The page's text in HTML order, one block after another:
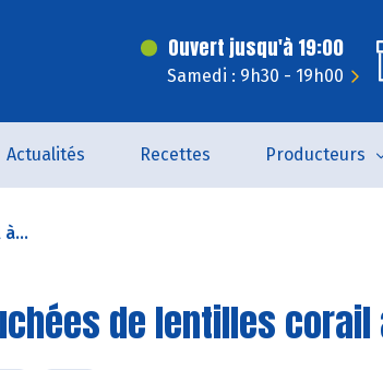
Ouvert jusqu'à 19:00
Samedi : 9h30 - 19h00
Actualités Recettes Producteurs
de lentilles